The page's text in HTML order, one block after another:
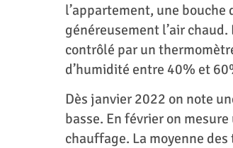
l’appartement, une
généreusement l’air
contrôlé par un
d’humidité entre 40% et
Dès janvier 2022 on note
basse. En février on
chauffage. La moyenne